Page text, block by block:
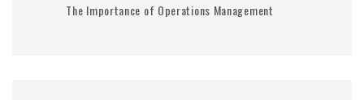
The Importance of Operations Management